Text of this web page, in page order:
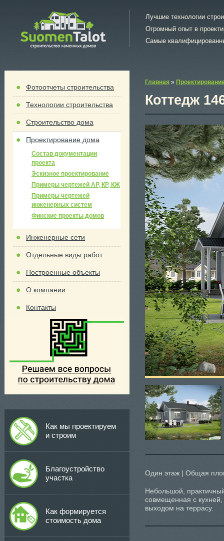
Лучшие технологии
Огромный опыт в
Самые
Фотоотчеты строительства
Технологии строительства
Строительство дома
Проектирование дома
Состав документации
проекта
Эскизное проектирование
Примеры чертежей АР, КР, КЖ
Примеры чертежей
инженерных систем
Финские проекты домов
Инженерные сети
Отдельные виды работ
Построенные объекты
О компании
Контакты
Как мы проектируем
и строим
Благоустройство
участка
Как формируется
стоимость дома
Главная »
Коттедж
Один этаж | Общая
Небольшой,
совмещенная с
выходом на террасу.